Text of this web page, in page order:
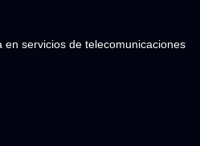
servicios de telecomunicaciones